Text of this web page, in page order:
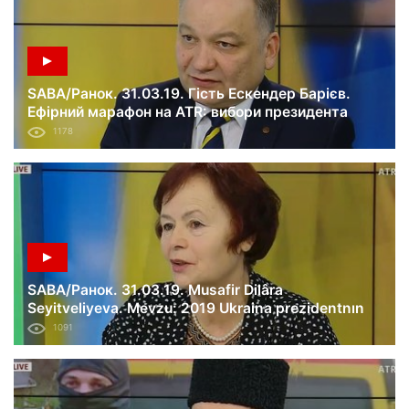
SABA/Ранок. 31.03.19. Гість Ескендер Барієв.
Ефірний марафон на ATR: вибори президента
2019.
1178
SABA/Ранок. 31.03.19. Musafir Dilâra
Seyitveliyeva. Mevzu: 2019 Ukraina prezidentnın
saylavları.
1091